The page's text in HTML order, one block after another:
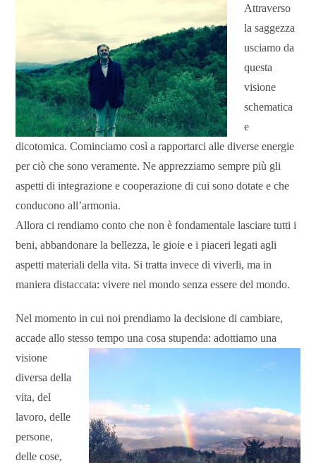
Attraverso
la saggezza
usciamo da
questa
visione
schematica
e
dicotomica. Cominciamo così a rapportarci alle diverse energie
per ciò che sono veramente. Ne apprezziamo sempre più gli
aspetti di integrazione e cooperazione di cui sono dotate e che
conducono all’armonia.
Allora ci rendiamo conto che non è fondamentale lasciare tutti i
beni, abbandonare la bellezza, le gioie e i piaceri legati agli
aspetti materiali della vita. Si tratta invece di viverli, ma in
maniera distaccata: vivere nel mondo senza essere del mondo.
Nel momento in cui noi prendiamo la decisione di cambiare,
accade allo stesso tempouna cosa stupenda: adottiamo una
visione
diversa della
vita, del
lavoro, delle
persone,
delle cose,